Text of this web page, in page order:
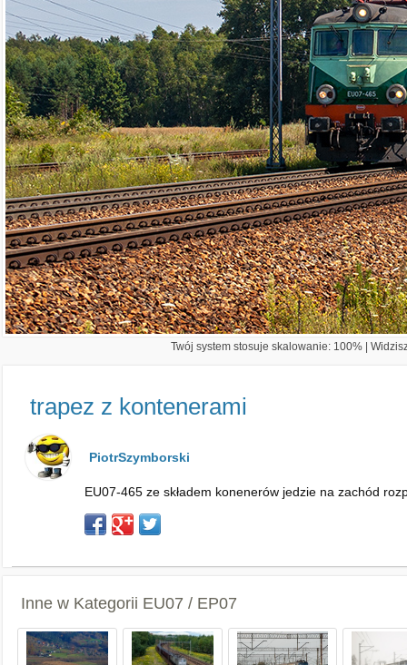
Twój system stosuje skalowanie: 100% |
trapez z kontenerami
PiotrSzymborski
EU07-465 ze składem konenerów jedzie na zachód
Inne w Kategorii EU07 / EP07